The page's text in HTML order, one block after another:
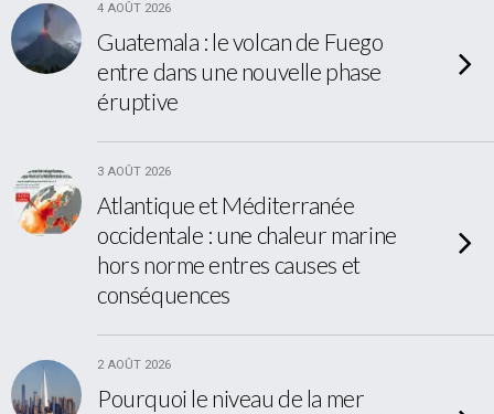
4 AOÛT 2026
Guatemala : le volcan de Fuego
entre dans une nouvelle phase
éruptive
3 AOÛT 2026
Atlantique et Méditerranée
occidentale : une chaleur marine
hors norme entres causes et
conséquences
2 AOÛT 2026
Pourquoi le niveau de la mer